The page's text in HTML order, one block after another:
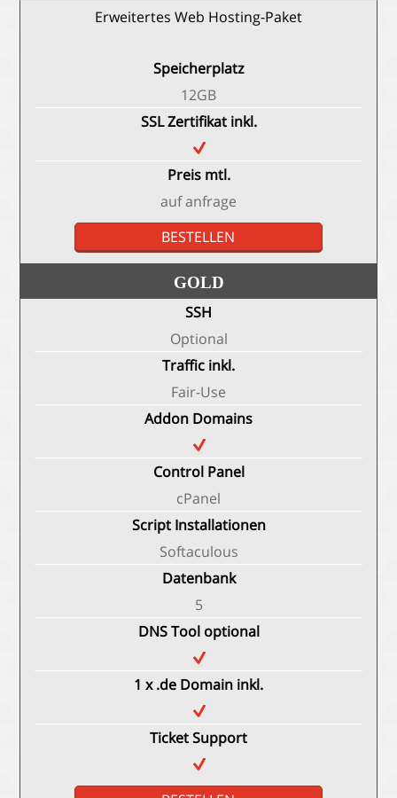
Erweitertes Web Hosting-Paket
Speicherplatz
12GB
SSL Zertifikat inkl.
Preis mtl.
auf anfrage
BESTELLEN
GOLD
SSH
Optional
Traffic inkl.
Fair-Use
Addon Domains
Control Panel
cPanel
Script Installationen
Softaculous
Datenbank
5
DNS Tool optional
1 x .de Domain inkl.
Ticket Support